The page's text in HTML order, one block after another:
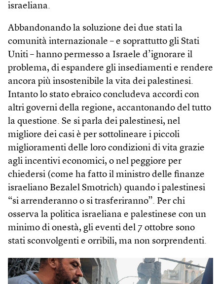
israeliana.
Abbandonando la soluzione dei due stati la
comunità internazionale – e soprattutto gli Stati
Uniti – hanno permesso a Israele d’ignorare il
problema, di espandere gli insediamenti e rendere
ancora più insostenibile la vita dei palestinesi.
Intanto lo stato ebraico concludeva accordi con
altri governi della regione, accantonando del tutto
la questione. Se si parla dei palestinesi, nel
migliore dei casi è per sottolineare i piccoli
miglioramenti delle loro condizioni di vita grazie
agli incentivi economici, o nel peggiore per
chiedersi (come ha fatto il ministro delle finanze
israeliano Bezalel Smotrich) quando i palestinesi
“si arrenderanno o si trasferiranno”. Per chi
osserva la politica israeliana e palestinese con un
minimo di onestà, gli eventi del 7 ottobre sono
stati sconvolgenti e orribili, ma non sorprendenti.